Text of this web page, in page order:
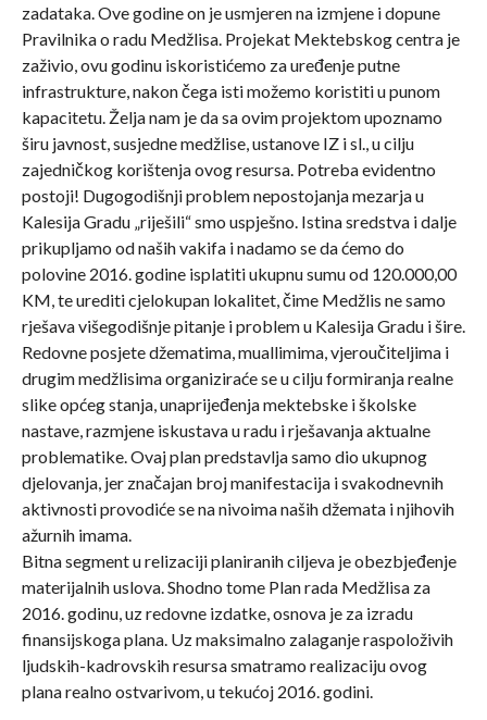
zadataka. Ove godine on je usmjeren na izmjene i dopune
Pravilnika o radu Medžlisa. Projekat Mektebskog centra je
zaživio, ovu godinu iskoristićemo za uređenje putne
infrastrukture, nakon čega isti možemo koristiti u punom
kapacitetu. Želja nam je da sa ovim projektom upoznamo
širu javnost, susjedne medžlise, ustanove IZ i sl., u cilju
zajedničkog korištenja ovog resursa. Potreba evidentno
postoji! Dugogodišnji problem nepostojanja mezarja u
Kalesija Gradu „riješili“ smo uspješno. Istina sredstva i dalje
prikupljamo od naših vakifa i nadamo se da ćemo do
polovine 2016. godine isplatiti ukupnu sumu od 120.000,00
KM, te urediti cjelokupan lokalitet, čime Medžlis ne samo
rješava višegodišnje pitanje i problem u Kalesija Gradu i šire.
Redovne posjete džematima, muallimima, vjeroučiteljima i
drugim medžlisima organiziraće se u cilju formiranja realne
slike općeg stanja, unaprijeđenja mektebske i školske
nastave, razmjene iskustava u radu i rješavanja aktualne
problematike. Ovaj plan predstavlja samo dio ukupnog
djelovanja, jer značajan broj manifestacija i svakodnevnih
aktivnosti provodiće se na nivoima naših džemata i njihovih
ažurnih imama.
Bitna segment u relizaciji planiranih ciljeva je obezbjeđenje
materijalnih uslova. Shodno tome Plan rada Medžlisa za
2016. godinu, uz redovne izdatke, osnova je za izradu
finansijskoga plana. Uz maksimalno zalaganje raspoloživih
ljudskih-kadrovskih resursa smatramo realizaciju ovog
plana realno ostvarivom, u tekućoj 2016. godini.